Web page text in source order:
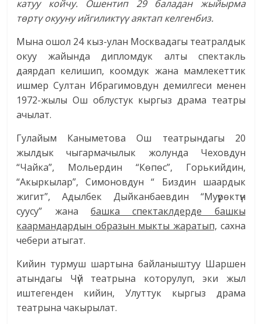
катуу койчу. Ошентип 29 баладан жыйырма
төртү окууну ийгиликтүү аяктап келгенбиз.
Мына ошол 24 кыз-улан Москвадагы театралдык
окуу жайында дипломдук алты спектакль
даярдап келишип, коомдук жана мамлекеттик
ишмер Султан Ибрагимовдун демилгеси менен
1972-жылы Ош облустук кыргыз драма театры
ачылат.
Гулайым Каныметова Ош театрындагы 20
жылдык чыгармачылык жолунда Чеховдун
“Чайка”, Мольердин “Көпөс”, Горькийдин,
“Акыркылар”, Симоновдун “ Биздин шаардык
жигит”, Адылбек Дыйканбаевдин “Муүрөктүн
суусу” жана башка спектаклдерде башкы
каармандардын образын мыкты жаратып, сахна
чебери атыгат.
Кийин турмуш шартына байланыштуу Шаршен
атындагы Чүй театрына которулуп, эки жыл
иштегенден кийин, Улуттук кыргыз драма
театрына чакырылат.